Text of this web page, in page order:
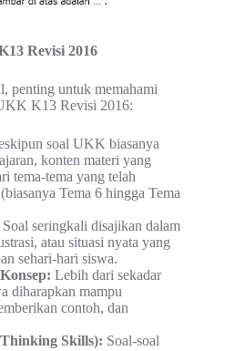
Revisi 2016
penting untuk memahami
K13 Revisi 2016:
soal UKK biasanya
konten materi yang
tema-tema yang telah
Tema 6 hingga Tema
Soal seringkali disajikan dalam
atau situasi nyata yang
sehari-hari siswa.
Lebih dari sekadar
diharapkan mampu
contoh, dan
Skills): Soal-soal